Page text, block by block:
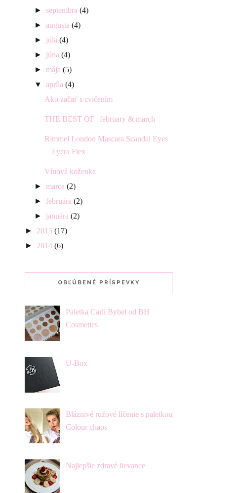
►septembra (4)
►augusta (4)
► júla (4)
► júna (4)
► mája (5)
▼
apríla (4)
Ako začať s cvičením
THE BEST OF | february & march
Rimmel London Mascara Scandal Eyes
Lycra Flex
Vínová koženka
► marca (2)
► februára (2)
► januára (2)
► 2015 (17)
► 2014 (6)
OBĽÚBENÉ PRÍSPEVKY
Paletka Carli Bybel od BH
Cosmetics
U-Box
Bláznivé ružové líčenie s paletkou
Colour chaos
Najlepšie zdravé lievance